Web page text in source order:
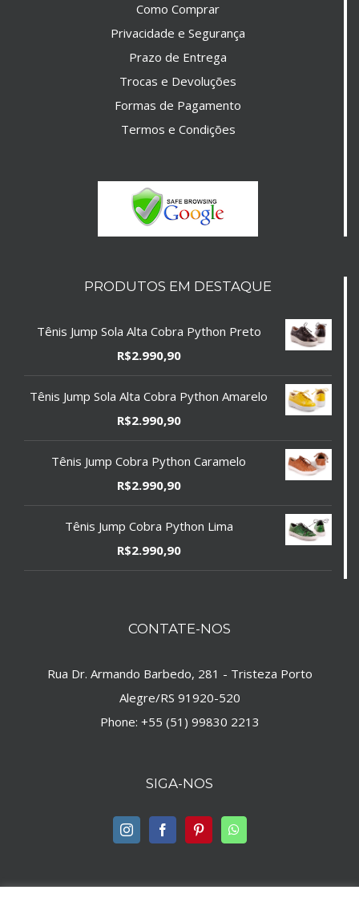
Como Comprar
Privacidade e Segurança
Prazo de Entrega
Trocas e Devoluções
Formas de Pagamento
Termos e Condições
PRODUTOS EM DESTAQUE
Tênis Jump Sola Alta Cobra Python Preto
R$2.990,90
Tênis Jump Sola Alta Cobra Python Amarelo
R$2.990,90
Tênis Jump Cobra Python Caramelo
R$2.990,90
Tênis Jump Cobra Python Lima
R$2.990,90
CONTATE-NOS
Rua Dr. Armando Barbedo, 281 - Tristeza Porto
Alegre/RS 91920-520
Phone: +55 (51) 99830 2213
SIGA-NOS